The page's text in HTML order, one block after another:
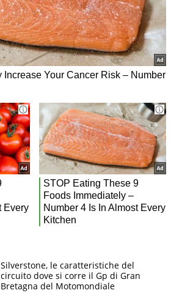
Silverstone, le caratteristiche del
circuito dove si corre il Gp di Gran
Bretagna del Motomondiale